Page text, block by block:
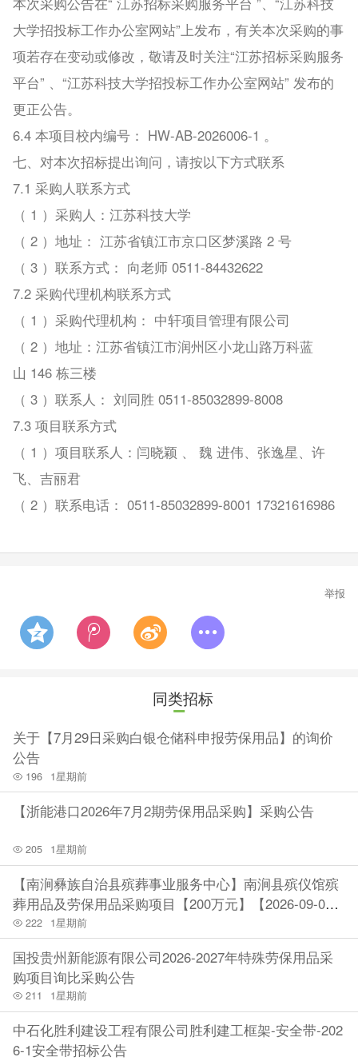
大学招投标工作办公室网站”上发布，有关本次采购的事
项若存在变动或修改，敬请及时关注“江苏招标采购服务
平台” 、“江苏科技大学招投标工作办公室网站” 发布的
更正公告。
6.4 本项目校内编号： HW-AB-2026006-1 。
七、对本次招标提出询问，请按以下方式联系
7.1 采购人联系方式
（ 1 ）采购人：江苏科技大学
（ 2 ）地址： 江苏省镇江市京口区梦溪路 2 号
（ 3 ）联系方式： 向老师 0511-84432622
7.2 采购代理机构联系方式
（ 1 ）采购代理机构： 中轩项目管理有限公司
（ 2 ）地址：江苏省镇江市润州区小龙山路万科蓝
山 146 栋三楼
（ 3 ）联系人： 刘同胜 0511-85032899-8008
7.3 项目联系方式
（ 1 ）项目联系人：闫晓颖 、 魏 进伟、张逸星、许
飞、吉丽君
（ 2 ）联系电话： 0511-85032899-8001 17321616986
举报
同类招标
关于【7月29日采购白银仓储科申报劳保用品】的询价
公告
196 1星期前
【浙能港口2026年7月2期劳保用品采购】采购公告
205 1星期前
【南涧彝族自治县殡葬事业服务中心】南涧县殡仪馆殡
葬用品及劳保用品采购项目【200万元】【2026-09-0
2】222 1星期前
国投贵州新能源有限公司2026-2027年特殊劳保用品采
购项目询比采购公告
211 1星期前
中石化胜利建设工程有限公司胜利建工框架-安全带-202
6-1安全带招标公告